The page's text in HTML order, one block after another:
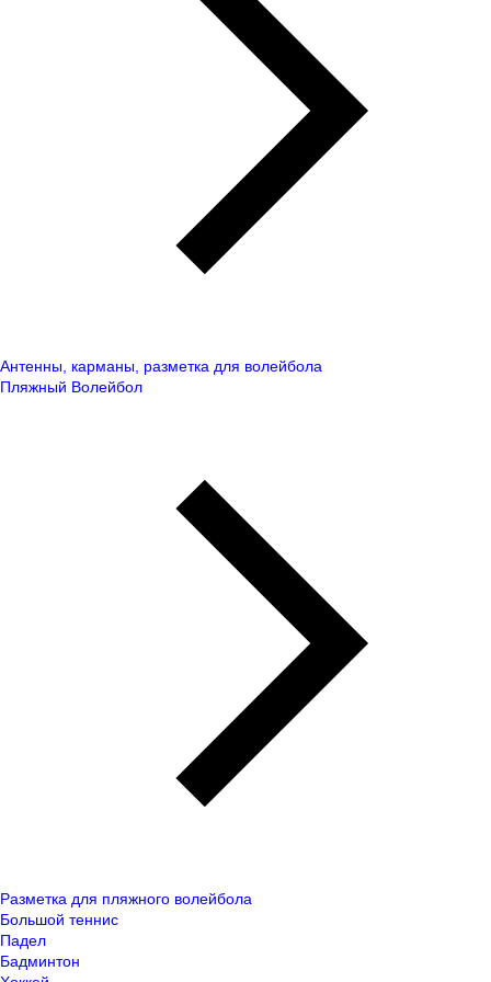
Антенны, карманы, разметка для волейбола
Пляжный Волейбол
Разметка для пляжного волейбола
Большой теннис
Падел
Бадминтон